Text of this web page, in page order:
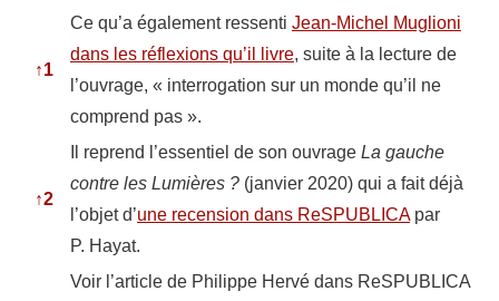
↑1
Ce qu’a également ressenti Jean-Michel Muglioni
dans les réflexions qu’il livre, suite à la lecture de
l’ouvrage, « interrogation sur un monde qu’il ne
comprend pas ».
↑2
Il reprend l’essentiel de son ouvrage La gauche
contre les Lumières ? (janvier 2020) qui a fait déjà
l’objet d’une recension dans ReSPUBLICApar
P. Hayat.
Voir l’article de Philippe Hervé dans ReSPUBLICA